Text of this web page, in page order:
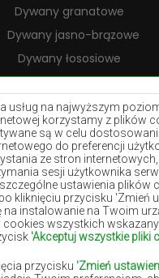
usług na najwyższym
korzystamy z plików
są w celu
do preferencji
ze stron
sesji użytkownika
ustawienia plików
kliknięciu przycisku 'Zmień
na instalowanie na Twoim
wszystkich
'Akceptuj wszystkie pliki
przycisku 'Zmień
Dywany granatowe
Dywany jasno-brązowe
Dywany łososiowe
Dywany kremowe
Dywany lilac
Dywany żółte
Dywany miętowe
Dywany niebieskie
Dywany pomarańczowe
Dywany różowe
Dywany szare
Dywany terakota